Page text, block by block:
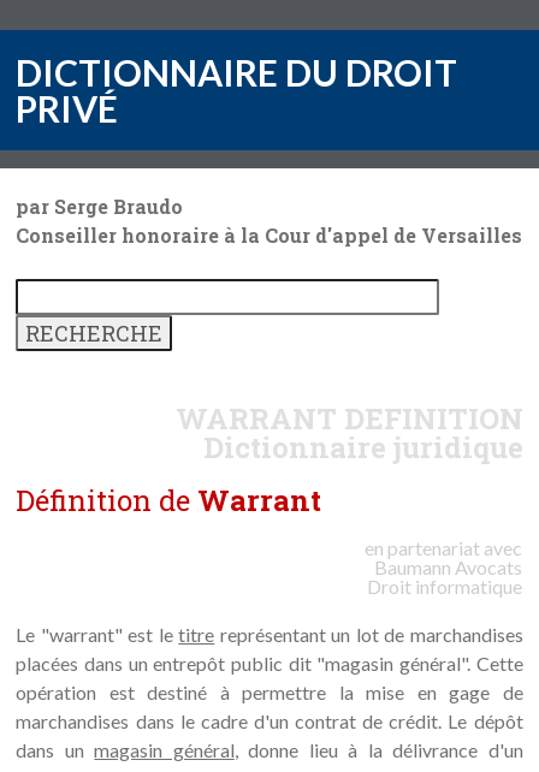
DICTIONNAIRE DU DROIT
PRIVÉ
par Serge Braudo
Conseiller honoraire à la Cour d'appel de Versailles
WARRANT DEFINITION
Dictionnaire juridique
Définition de Warrant
en partenariat avec
Baumann Avocats
Droit informatique
Le "warrant" est letitre représentant un lot de marchandises
placées dans un entrepôt public dit "magasin général". Cette
opération est destiné à permettre la mise en gage de
marchandises dans le cadre d'un contrat de crédit. Le dépôt
dans unmagasin général, donne lieu à la délivrance d'un